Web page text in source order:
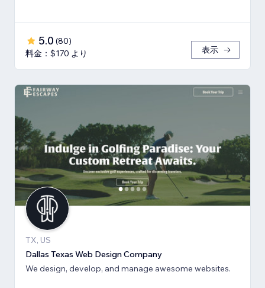
5.0 (80)
料金：$170 より
表示
TX, US
Dallas Texas Web Design Company
We design, develop, and manage awesome websites.